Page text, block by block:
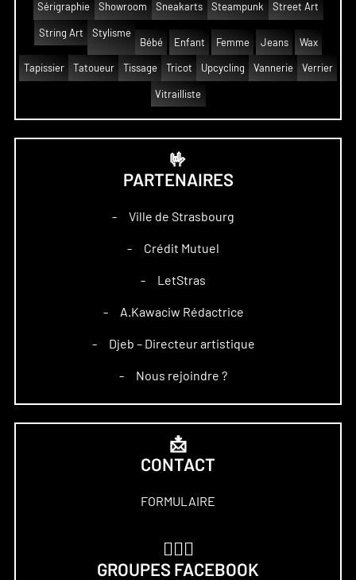
Sérigraphie Showroom Sneakarts Steampunk Street Art
String Art
Stylisme
Bébé
Enfant Femme Jeans Wax
Tapissier Tatoueur Tissage Tricot Upcycling Vannerie Verrier
Vitrailliste
🤟
PARTENAIRES
– Ville de Strasbourg
– Crédit Mutuel
– LetStras
– A.Kawaciw Rédactrice
– Djeb – Directeur artistique
– Nous rejoindre ?
📩
CONTACT
FORMULAIRE
GROUPES FACEBOOK